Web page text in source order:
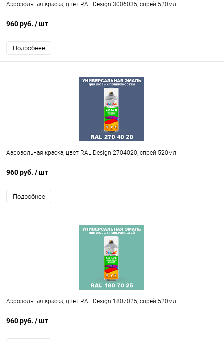
Аэрозольная краска, цвет RAL Design 3006035, спрей 520мл
960 руб. / шт
Подробнее
Аэрозольная краска, цвет RAL Design 2704020, спрей 520мл
960 руб. / шт
Подробнее
Аэрозольная краска, цвет RAL Design 1807025, спрей 520мл
960 руб. / шт